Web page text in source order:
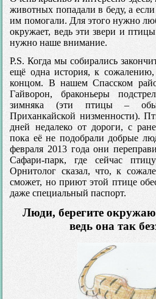
животных попадали в беду, а
им помогали. Для этого нужно
окружает, ведь эти звери и
нужно наше внимание.
Р.S. Когда мы собирались
ещё одна история, к
концом. В нашем Спасском
Гайворон, браконьеры
зимняка (эти птицы –
Приханкайской низменности).
дней недалеко от дороги, с
пока её не подобрали добрые
февраля 2013 года они
Сафари-парк, где сейчас
Орнитолог сказал, что, к
сможет, но приют этой птице
даже специальный паспорт.
Люди, берегите
ведь она так